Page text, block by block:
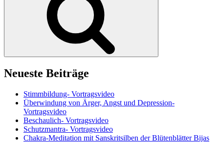
Neueste Beiträge
Stimmbildung- Vortragsvideo
Überwindung von Ärger, Angst und Depression-
Vortragsvideo
Beschaulich- Vortragsvideo
Schutzmantra- Vortragsvideo
Chakra-Meditation mit Sanskritsilben der Blütenblätter Bijas